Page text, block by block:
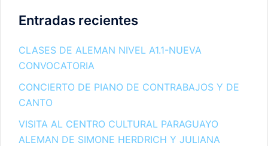
Entradas recientes
CLASES DE ALEMAN NIVEL A1.1-NUEVA
CONVOCATORIA
CONCIERTO DE PIANO DE CONTRABAJOS Y DE
CANTO
VISITA AL CENTRO CULTURAL PARAGUAYO
ALEMAN DE SIMONE HERDRICH Y JULIANA